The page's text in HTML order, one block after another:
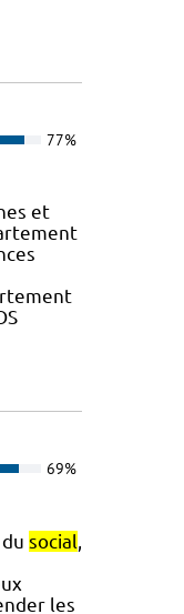
77%
et
69%
social,
les